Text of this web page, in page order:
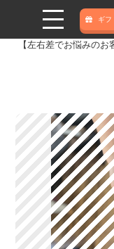
ギフ
【左右差でお悩みの